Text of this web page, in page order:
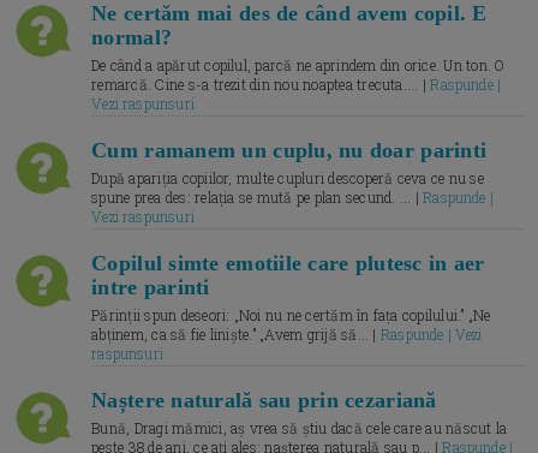
Ne certăm mai des de când avem copil. E
normal?
De când a apărut copilul, parcă ne aprindem din orice. Un ton. O
remarcă. Cine s-a trezit din nou noaptea trecuta.... |Raspunde |
Vezi raspunsuri
Cum ramanem un cuplu, nu doar parinti
După apariția copiilor, multe cupluri descoperă ceva ce nu se
spune prea des: relația se mută pe plan secund. ... |Raspunde |
Vezi raspunsuri
Copilul simte emotiile care plutesc in aer
intre parinti
Părinții spun deseori: „Noi nu ne certăm în fața copilului.” „Ne
abținem, ca să fie liniște.” „Avem grijă să... | Raspunde | Vezi
raspunsuri
Naștere naturală sau prin cezariană
Bună, Dragi mămici, aș vrea să știu dacă cele care au născut la
peste 38 de ani, ce ați ales: nașterea naturală sau p... |Raspunde |